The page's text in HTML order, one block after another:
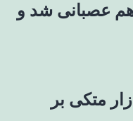
هم عصبانی شد و
متکی بر